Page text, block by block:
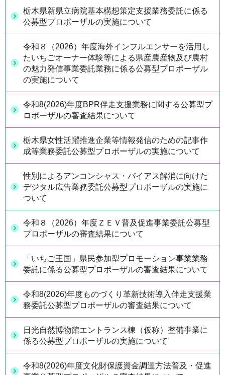
栃木県新県立病院基本構想策定支援業務委託に係る
公募型プロポーザルの実施について
令和８（2026）年度海外インフルエンサーを活用し
たいちごオーナー体験等による県産農産物及び農村
の魅力発信事業委託業務に係る公募型プロポーザル
の実施について
令和8(2026)年度BPR伴走支援業務に関する公募型プ
ロポーザルの審査結果について
栃木県女性活躍推進企業等情報発信のための記事作
成等業務委託公募型プロポーザルの実施について
性別によるアンコンシャス・バイアス解消に向けた
デジタル広告業務委託公募型プロポーザルの実施に
ついて
令和８（2026）年度ＺＥＶ普及促進事業委託公募型
プロポーザルの審査結果について
「いちご王国」県民参加型プロモーション事業業務
委託に係る公募型プロポーザルの審査結果について
令和8(2026)年度ものづくり革新技術導入伴走支援業
務委託公募型プロポーザルの審査結果について
日光自然博物館エントランス棟（仮称）整備事業に
係る公募型プロポーザルの実施について
令和8(2026)年度文化財保護資金調達方法普及・促進